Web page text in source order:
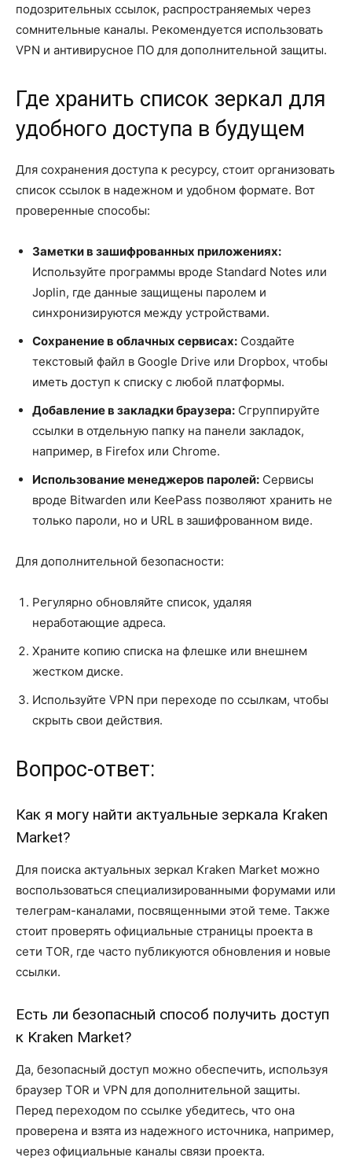
подозрительных ссылок, распространяемых через
сомнительные каналы. Рекомендуется использовать
VPN и антивирусное ПО для дополнительной защиты.
Где хранить список зеркал для
удобного доступа в будущем
Для сохранения доступа к ресурсу, стоит организовать
список ссылок в надежном и удобном формате. Вот
проверенные способы:
Заметки в зашифрованных приложениях:
Используйте программы вроде Standard Notes или
Joplin, где данные защищены паролем и
синхронизируются между устройствами.
Сохранение в облачных сервисах: Создайте
текстовый файл в Google Drive или Dropbox, чтобы
иметь доступ к списку с любой платформы.
Добавление в закладки браузера: Сгруппируйте
ссылки в отдельную папку на панели закладок,
например, в Firefox или Chrome.
Использование менеджеров паролей: Сервисы
вроде Bitwarden или KeePass позволяют хранить не
только пароли, но и URL в зашифрованном виде.
Для дополнительной безопасности:
Регулярно обновляйте список, удаляя
неработающие адреса.
Храните копию списка на флешке или внешнем
жестком диске.
Используйте VPN при переходе по ссылкам, чтобы
скрыть свои действия.
Вопрос-ответ:
Как я могу найти актуальные зеркала Kraken
Market?
Для поиска актуальных зеркал Kraken Market можно
воспользоваться специализированными форумами или
телеграм-каналами, посвященными этой теме. Также
стоит проверять официальные страницы проекта в
сети TOR, где часто публикуются обновления и новые
ссылки.
Есть ли безопасный способ получить доступ
к Kraken Market?
Да, безопасный доступ можно обеспечить, используя
браузер TOR и VPN для дополнительной защиты.
Перед переходом по ссылке убедитесь, что она
проверена и взята из надежного источника, например,
через официальные каналы связи проекта.